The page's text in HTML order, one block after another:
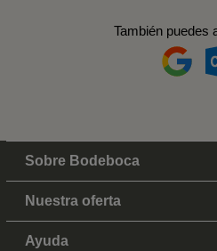
También puedes
Sobre Bodeboca
Nuestra oferta
Ayuda